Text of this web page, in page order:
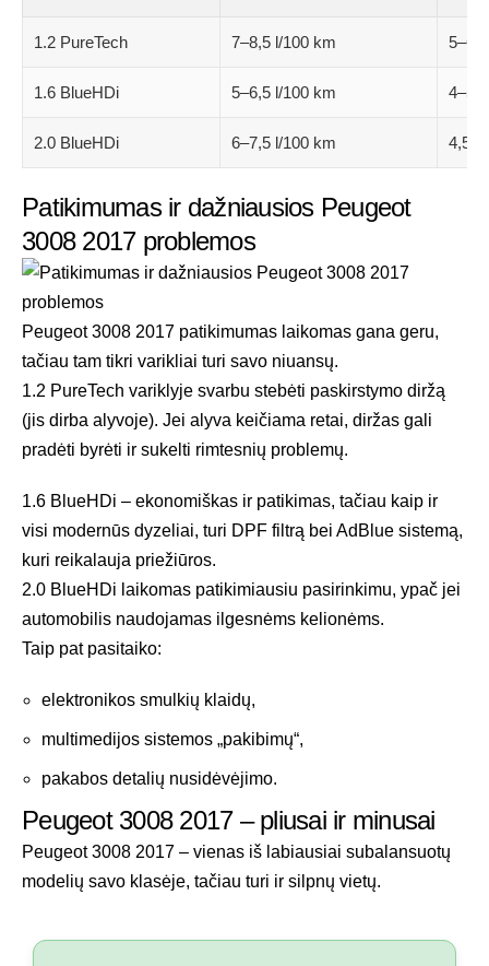
1.2 PureTech 7–8,5 l/100 km 5–6
1.6 BlueHDi 5–6,5 l/100 km 4–5
2.0 BlueHDi 6–7,5 l/100 km
Patikimumas ir dažniausios Peugeot
3008 2017 problemos
Peugeot 3008 2017 patikimumas laikomas gana geru,
tačiau tam tikri varikliai turi savo niuansų.
1.2 PureTech variklyje svarbu stebėti paskirstymo diržą
(jis dirba alyvoje). Jei alyva keičiama retai, diržas gali
pradėti byrėti ir sukelti rimtesnių problemų.
1.6 BlueHDi – ekonomiškas ir patikimas, tačiau kaip ir
visi modernūs dyzeliai, turi DPF filtrą bei AdBlue sistemą,
kuri reikalauja priežiūros.
2.0 BlueHDi laikomas patikimiausiu pasirinkimu, ypač jei
automobilis naudojamas ilgesnėms kelionėms.
Taip pat pasitaiko:
elektronikos smulkių klaidų,
multimedijos sistemos „pakibimų“,
pakabos detalių nusidėvėjimo.
Peugeot 3008 2017 – pliusai ir minusai
Peugeot 3008 2017 – vienas iš labiausiai subalansuotų
modelių savo klasėje, tačiau turi ir silpnų vietų.